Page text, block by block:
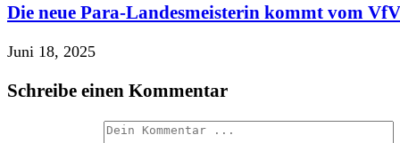
Die neue Para-Landesmeisterin kommt vom
Juni 18, 2025
Schreibe einen Kommentar